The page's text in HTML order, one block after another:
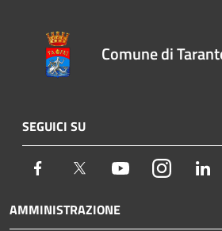
Comune di
SEGUICI SU
Facebook Twitter YoutubeInstagram
AMMINISTRAZIONE